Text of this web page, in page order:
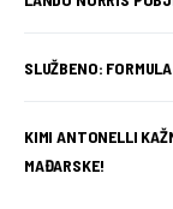
SLUŽBENO:
KIMI ANTONELLI
MAĐARSKE!